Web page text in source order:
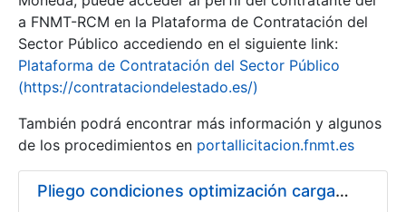
a FNMT-RCM en la Plataforma de Contratación del
Sector Público accediendo en el siguiente link:
Plataforma de Contratación del Sector Público
(https://contrataciondelestado.es/)
También podrá encontrar más información y algunos
de los procedimientos en portallicitacion.fnmt.es
Pliego condiciones optimización cargas compras firmado